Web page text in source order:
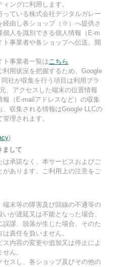
ングに利用します。
ている株式会社デジタルガレー
経由し各ショップ（※）へ提供さ
人を識別できる個人情報（E-m
事業者や各ショップへ伝送、開
事業者一覧はこちら
用状況を把握するため、Google
社が収集を行う項目は利用ブラ
、アクセスした端末の位置情報
（E-mailアドレスなど）の収集
収集される情報はGoogle LLCの
理されます。
)
まして
承諾なく、本サービスおよびご
あります。ご利用上の注意をご
末等の障害及び回線の不通等の
が遅延又は不能となった場合、
謬、脱落が生じた場合、そのた
責任を負いません。
内容の変更や追加又は停止によ
ん。
スし、各ショップ及びその他の